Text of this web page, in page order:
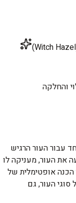
והחלקה
עבור העור הרגיש
את העור, מעניקה לו
הכנה אופטימלית של
העור, גם